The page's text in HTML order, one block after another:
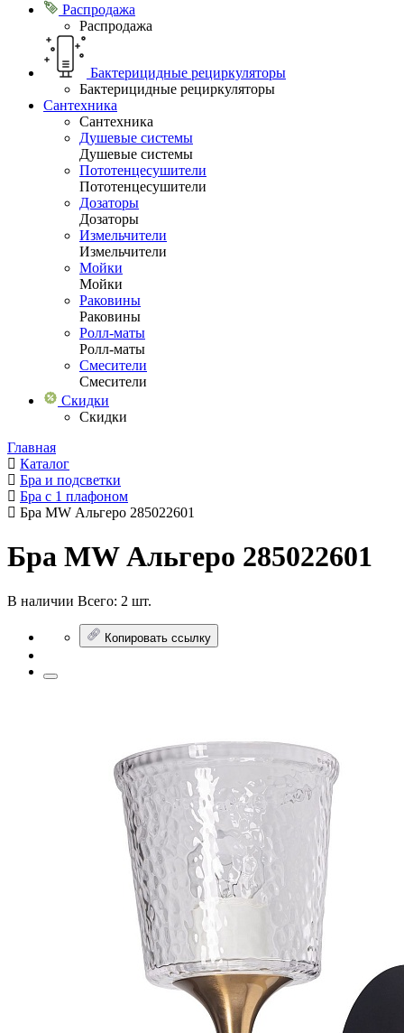
Распродажа
Распродажа
Бактерицидные рециркуляторы
Бактерицидные рециркуляторы
Сантехника
Сантехника
Душевые системы
Душевые системы
Пототенцесушители
Пототенцесушители
Дозаторы
Дозаторы
Измельчители
Измельчители
Мойки
Мойки
Раковины
Раковины
Ролл-маты
Ролл-маты
Смесители
Смесители
Скидки
Скидки
Главная
Каталог
Бра и подсветки
Бра с 1 плафоном
Бра MW Альгеро 285022601
Бра MW Альгеро 285022601
В наличии Всего: 2 шт.
Копировать ссылку